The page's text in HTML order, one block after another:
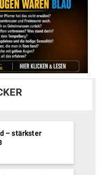
– stärkster